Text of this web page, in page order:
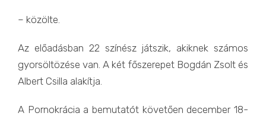
– közölte.
Az előadásban 22 színész játszik, akiknek számos
gyorsöltözése van. A két főszerepet Bogdán Zsolt és
Albert Csilla alakítja.
A Pornokrácia a bemutatót követően december 18-